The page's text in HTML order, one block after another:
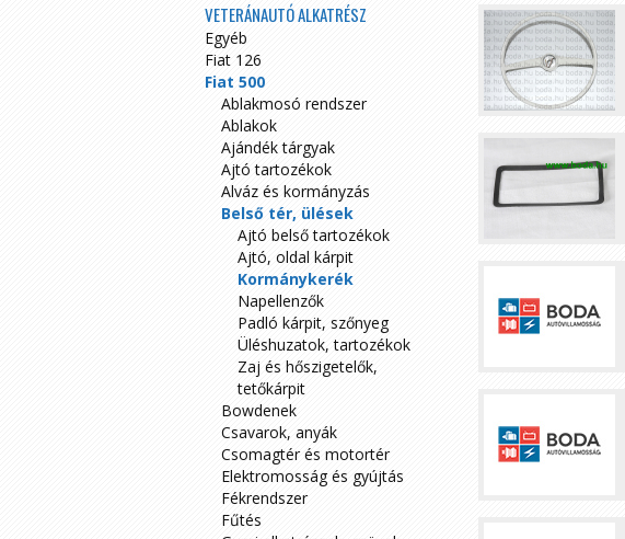
VETERÁNAUTÓ ALKATRÉSZ
Egyéb
Fiat 126
Fiat 500
Ablakmosó rendszer
Ablakok
Ajándék tárgyak
Ajtó tartozékok
Alváz és kormányzás
Belső tér, ülések
Ajtó belső tartozékok
Ajtó, oldal kárpit
Kormánykerék
Napellenzők
Padló kárpit, szőnyeg
Üléshuzatok, tartozékok
Zaj és hőszigetelők,
tetőkárpit
Bowdenek
Csavarok, anyák
Csomagtér és motortér
Elektromosság és gyújtás
Fékrendszer
Fűtés